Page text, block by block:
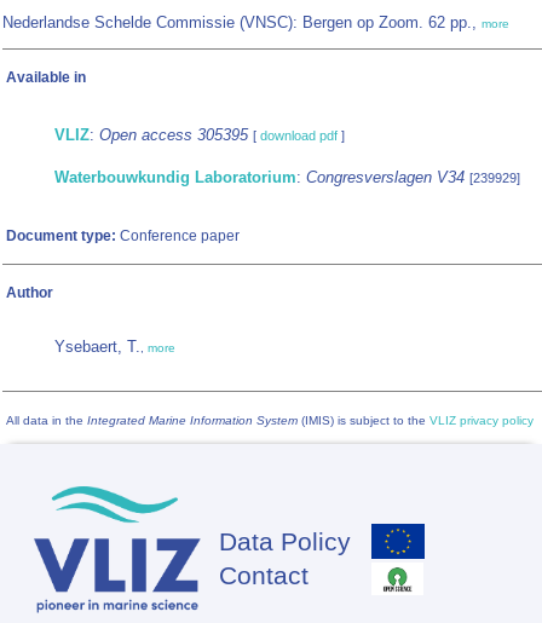
Nederlandse Schelde Commissie (VNSC): Bergen op Zoom. 62 pp., more
Available in
VLIZ: Open access 305395 [ download pdf ]
Waterbouwkundig Laboratorium: Congresverslagen V34 [239929]
Document type: Conference paper
Author
Ysebaert, T., more
All data in the Integrated Marine Information System (IMIS) is subject to the VLIZ privacy policy
Footer
Data Policy
Contact